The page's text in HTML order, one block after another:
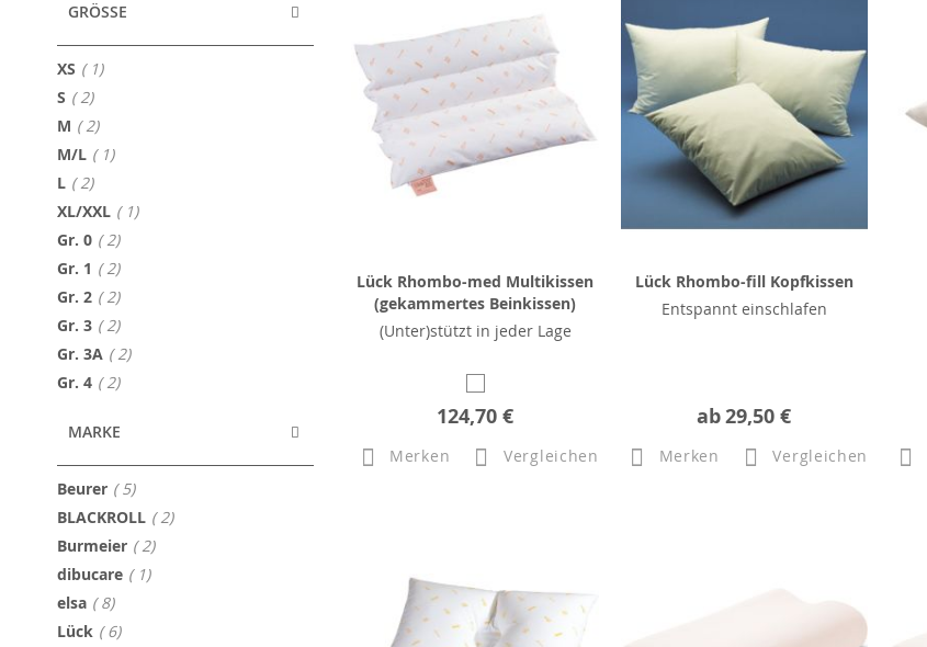
Lück Rhombo-med Multikissen
(gekammertes Beinkissen)
(Unter)stützt in jeder Lage
124,70 €
Merken Vergleichen
Lück Rhombo-fill Kopfkissen
Entspannt einschlafen
ab29,50 €
Merken Vergleichen
GRÖSSE
XS 1Artikel
S 2Artikel
M 2Artikel
M/L 1Artikel
L 2Artikel
XL/XXL 1Artikel
Gr. 0 2Artikel
Gr. 1 2Artikel
Gr. 2 2Artikel
Gr. 3 2Artikel
Gr. 3A 2Artikel
Gr. 4 2Artikel
MARKE
Beurer 5Artikel
BLACKROLL 2Artikel
Burmeier 2Artikel
dibucare 1Artikel
elsa 8Artikel
Lück 6Artikel